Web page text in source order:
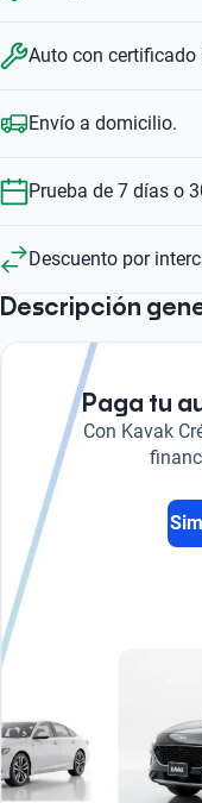
Auto con certificado
Envío a domicilio.
Prueba de 7 días o
Descuento por
Descripción
Paga tu
Con Kavak